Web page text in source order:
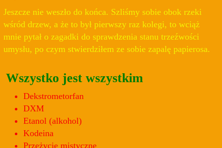
Jeszcze nie weszło do końca. Szliśmy sobie obok rzeki
wśród drzew, a że to był pierwszy raz kolegi, to wciąż
mnie pytał o zagadki do sprawdzenia stanu trzeźwości
umysłu, po czym stwierdziłem ze sobie zapalę papierosa.
Wszystko jest wszystkim
Dekstrometorfan
DXM
Etanol (alkohol)
Kodeina
Przeżycie mistyczne